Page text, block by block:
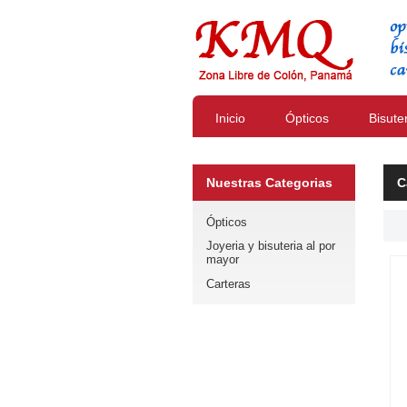
Inicio Ópticos
Nuestras Categorias
Ópticos
Joyeria y bisuteria al por
mayor
Carteras